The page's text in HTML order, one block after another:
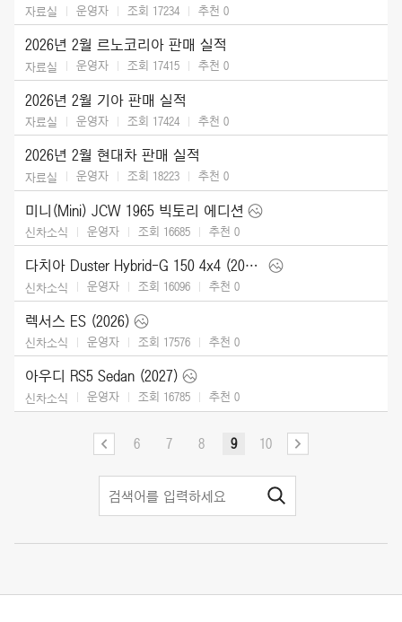
자료실 운영자 조회 17234 추천 0
2026년 2월 르노코리아 판매 실적
자료실 운영자 조회 17415 추천 0
2026년 2월 기아 판매 실적
자료실 운영자 조회 17424 추천 0
2026년 2월 현대차 판매 실적
자료실 운영자 조회 18223 추천 0
미니(Mini) JCW 1965 빅토리 에디션
신차소식 운영자 조회 16685 추천 0
다치아 Duster Hybrid-G 150 4x4 (2026)
신차소식 운영자 조회 16096 추천 0
렉서스 ES (2026)
신차소식 운영자 조회 17576 추천 0
아우디 RS5 Sedan (2027)
신차소식 운영자 조회 16785 추천 0
6 7 8 9 10